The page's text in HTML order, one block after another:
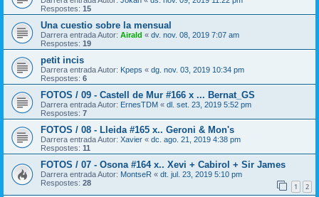
Respostes: 15
Una cuestio sobre la mensual
Darrera entrada Autor: Airald « dv. nov. 08, 2019 7:07 am
Respostes: 19
petit incis
Darrera entrada Autor: Kpeps « dg. nov. 03, 2019 10:34 pm
Respostes: 6
FOTOS / 09 - Castell de Mur #166 x ... Bernat_GS
Darrera entrada Autor: ErnesTDM « dl. set. 23, 2019 5:52 pm
Respostes: 7
FOTOS / 08 - Lleida #165 x.. Geroni & Mon's
Darrera entrada Autor: Xavier « dc. ago. 21, 2019 4:38 pm
Respostes: 11
FOTOS / 07 - Osona #164 x.. Xevi + Cabirol + Sir James
Darrera entrada Autor: MontseR « dt. jul. 23, 2019 5:10 pm
Respostes: 28 1 2